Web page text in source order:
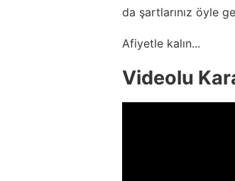
da şartlarınız öyle
Afiyetle kalın...
Videolu